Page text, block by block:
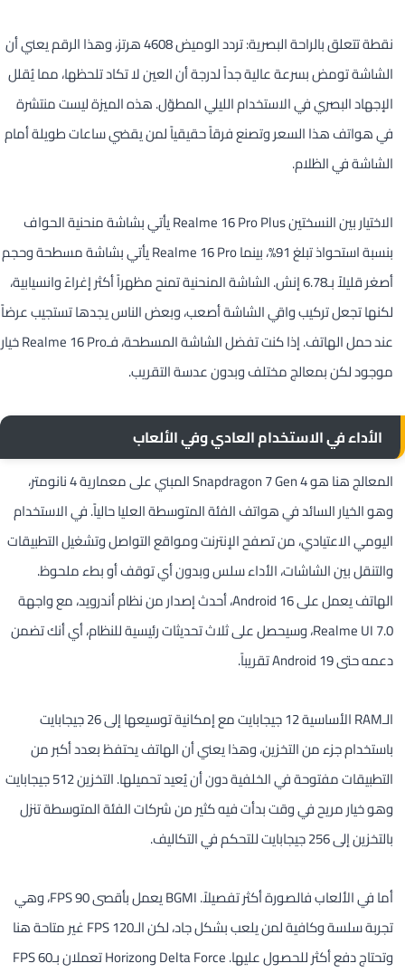
نقطة تتعلق بالراحة البصرية: تردد الوميض 4608 هرتز، وهذا الرقم يعني أن
الشاشة تومض بسرعة عالية جداً لدرجة أن العين لا تكاد تلحظها، مما يُقلل
الإجهاد البصري في الاستخدام الليلي المطوّل. هذه الميزة ليست منتشرة
في هواتف هذا السعر وتصنع فرقاً حقيقياً لمن يقضي ساعات طويلة أمام
الشاشة في الظلام.
الاختيار بين النسختين Realme 16 Pro Plus يأتي بشاشة منحنية الحواف
بنسبة استحواذ تبلغ 91%، بينما Realme 16 Pro يأتي بشاشة مسطحة وحجم
أصغر قليلاً بـ6.78 إنش. الشاشة المنحنية تمنح مظهراً أكثر إغراءً وانسيابية،
لكنها تجعل تركيب واقي الشاشة أصعب، وبعض الناس يجدها تستجيب عرضاً
عند حمل الهاتف. إذا كنت تفضل الشاشة المسطحة، فـRealme 16 Pro خيار
موجود لكن بمعالج مختلف وبدون عدسة التقريب.
الأداء في الاستخدام العادي وفي الألعاب
المعالج هنا هو Snapdragon 7 Gen 4 المبني على معمارية 4 نانومتر،
وهو الخيار السائد في هواتف الفئة المتوسطة العليا حالياً. في الاستخدام
اليومي الاعتيادي، من تصفح الإنترنت ومواقع التواصل وتشغيل التطبيقات
والتنقل بين الشاشات، الأداء سلس وبدون أي توقف أو بطء ملحوظ.
الهاتف يعمل على Android 16، أحدث إصدار من نظام أندرويد، مع واجهة
Realme UI 7.0، وسيحصل على ثلاث تحديثات رئيسية للنظام، أي أنك تضمن
دعمه حتى Android 19 تقريباً.
الـRAM الأساسية 12 جيجابايت مع إمكانية توسيعها إلى 26 جيجابايت
باستخدام جزء من التخزين، وهذا يعني أن الهاتف يحتفظ بعدد أكبر من
التطبيقات مفتوحة في الخلفية دون أن يُعيد تحميلها. التخزين 512 جيجابايت
وهو خيار مريح في وقت بدأت فيه كثير من شركات الفئة المتوسطة تنزل
بالتخزين إلى 256 جيجابايت للتحكم في التكاليف.
أما في الألعاب فالصورة أكثر تفصيلاً. BGMI يعمل بأقصى 90 FPS، وهي
تجربة سلسة وكافية لمن يلعب بشكل جاد، لكن الـ120 FPS غير متاحة هنا
وتحتاج دفع أكثر للحصول عليها. Delta Force وHorizon تعملان بـ60 FPS